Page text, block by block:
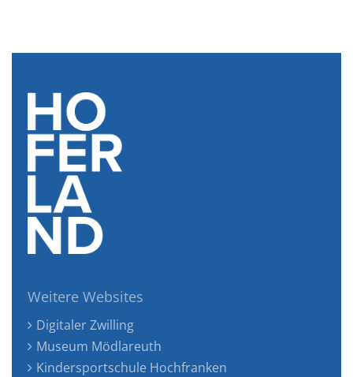
Weitere Websites
Digitaler Zwilling
Museum Mödlareuth
Kindersportschule Hochfranken